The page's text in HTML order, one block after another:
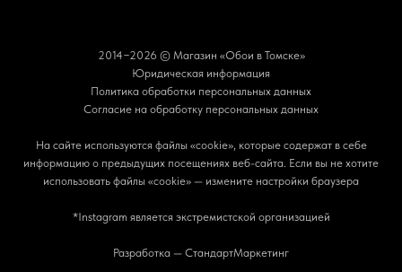
2014−2026 © Магазин «Обои в Томске»
Юридическая информация
Политика обработки персональных данных
Согласие на обработку персональных данных
На сайте используются файлы «cookie», которые содержат в себе
информацию о предыдущих посещениях веб-сайта. Если вы не хотите
использовать файлы «cookie» — измените настройки браузера
*Instagram является экстремистской организацией
Разработка — СтандартМаркетинг